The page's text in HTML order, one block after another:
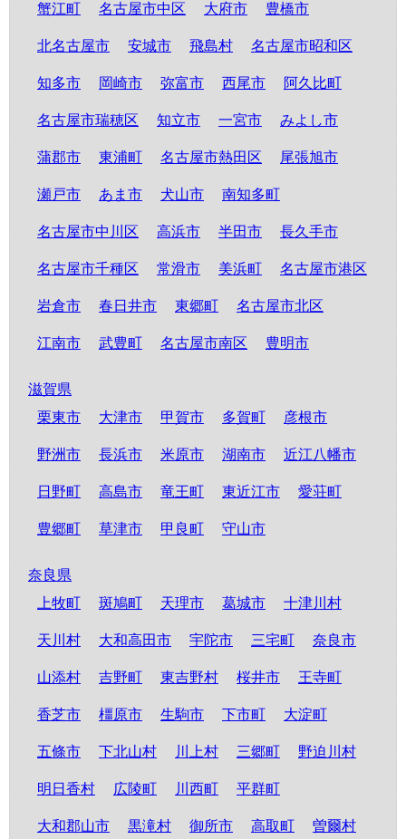
蟹江町 名古屋市中区 大府市 豊橋市
北名古屋市 安城市 飛島村 名古屋市昭和区
知多市 岡崎市 弥富市 西尾市 阿久比町
名古屋市瑞穂区 知立市 一宮市 みよし市
蒲郡市 東浦町 名古屋市熱田区 尾張旭市
瀬戸市 あま市 犬山市 南知多町
名古屋市中川区 高浜市 半田市 長久手市
名古屋市千種区 常滑市 美浜町 名古屋市港区
岩倉市 春日井市 東郷町 名古屋市北区
江南市 武豊町 名古屋市南区 豊明市
滋賀県
栗東市
大津市 甲賀市 多賀町 彦根市
野洲市 長浜市 米原市 湖南市 近江八幡市
日野町 高島市 竜王町 東近江市 愛荘町
豊郷町 草津市 甲良町 守山市
奈良県
上牧町
斑鳩町 天理市 葛城市 十津川村
天川村 大和高田市 宇陀市 三宅町 奈良市
山添村 吉野町 東吉野村 桜井市 王寺町
香芝市 橿原市 生駒市 下市町 大淀町
五條市 下北山村 川上村 三郷町 野迫川村
明日香村 広陵町 川西町 平群町
大和郡山市 黒滝村 御所市 高取町 曽爾村